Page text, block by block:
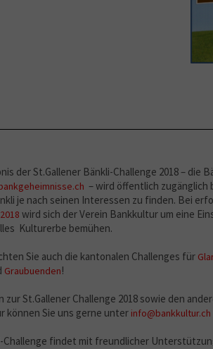
der St.Gallener Bänkli-Challenge 2018 – die
– wird öffentlich zugänglich
je nach seinen Interessen zu finden. Bei
wird sich der Verein Bankkultur um eine
Kulturerbe bemühen.
Sie auch die kantonalen Challenges für
Graubuenden!
zur St.Gallener Challenge 2018 sowie den
können Sie uns gerne unter info@bankkultur.ch
Challenge findet mit freundlicher